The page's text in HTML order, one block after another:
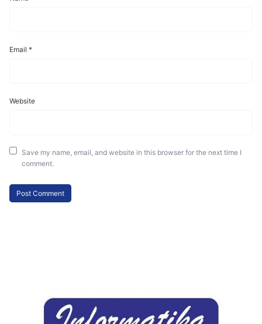
Email *
Website
Save my name, email, and website in this browser for the next time I
comment.